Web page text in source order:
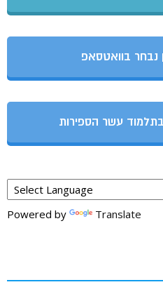
נבחר בוואטסאפ
בתלמוד עשר הספירות
Powered by Translate